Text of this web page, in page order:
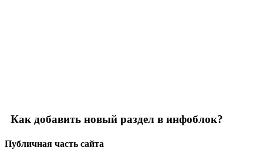
Как добавить новый раздел в инфоблок?
Публичная часть сайта